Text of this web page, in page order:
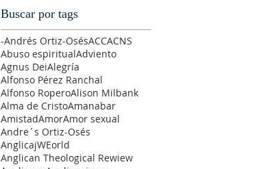
Buscar por tags
-Andrés Ortiz-OsésACCACNS
Abuso espiritualAdviento
Agnus DeiAlegría
Alfonso Pérez Ranchal
Alfonso RoperoAlison Milbank
Alma de CristoAmanabar
AmistadAmorAmor sexual
Andre´s Ortiz-Osés
AnglicajWEorld
Anglican Theological Rewiew